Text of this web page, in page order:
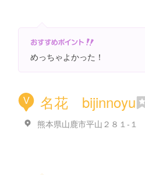
めっちゃよかった！
V 名花 bijinnoyu
熊本県山鹿市平山２８１-１